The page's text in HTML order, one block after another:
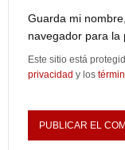
Guarda mi
navegador para la
Este sitio está
privacidad y los